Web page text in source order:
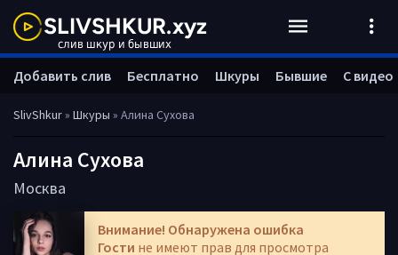
SlivShkur» Шкуры » Алина Сухова
Алина Сухова
Москва
Внимание! Обнаружена ошибка
Гости не имеют прав для просмотра
Добавить слив Бесплатно Шкуры Бывшие С видео